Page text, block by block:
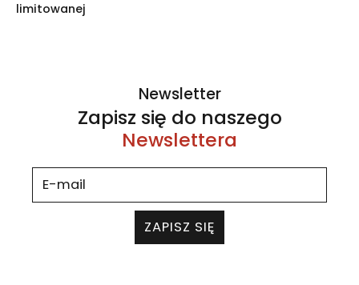
limitowanej
Newsletter
Zapisz się do naszego
Newslettera
ZAPISZ SIĘ